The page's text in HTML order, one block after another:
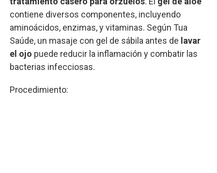
contiene diversos componentes, incluyendo
aminoácidos, enzimas, y vitaminas. Según Tua
Saúde, un masaje con gel de sábila antes de lavar
el ojo puede reducir la inflamación y combatir las
bacterias infecciosas.
Procedimiento: